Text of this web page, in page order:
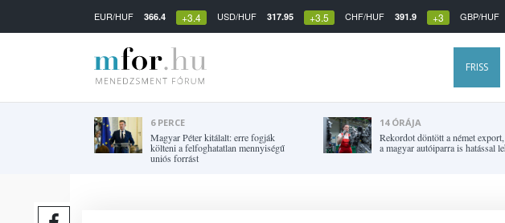
EUR/HUF 366.4 +3.4 USD/HUF 317.95 +3.5 CHF/HUF 391.9 +3 GBP/HUF
FRISS
6 PERCE
Magyar Péter kitálalt: erre fogják
költeni a felfoghatatlan mennyiségű
uniós forrást
14 ÓRÁJA
Rekordot döntött a német export,
a magyar autóiparra is hatással